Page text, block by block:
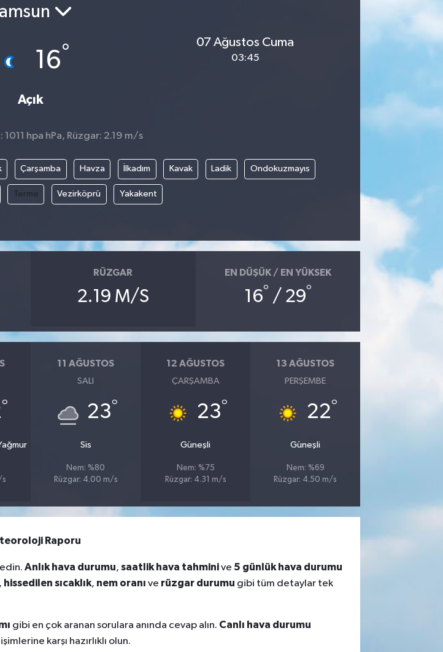
16°
Açık
07 Ağustos Cuma
03:45
1011 hpa hPa, Rüzgar: 2.19 m/s
Çarşamba Havza İlkadım Kavak Ladik Ondokuzmayıs
Terme Vezirköprü Yakakent
RÜZGAR
2.19 M/S
EN DÜŞÜK / EN YÜKSEK
16° / 29°
°
s
11 AĞUSTOS
SALI
23°
Sis
Nem: %80
Rüzgar: 4.00 m/s
12 AĞUSTOS
ÇARŞAMBA
23°
Güneşli
Nem: %75
Rüzgar: 4.31 m/s
13 AĞUSTOS
PERŞEMBE
22°
Güneşli
Nem: %69
Rüzgar: 4.50 m/s
Raporu
Anlık hava durumu,saatlik hava tahminive 5 günlük hava durumu
hissedilen sıcaklık, nem oranı ve rüzgar durumu gibi tüm detaylar tek
gibi en çok aranan sorulara anında cevap alın. Canlı hava durumu
karşı hazırlıklı olun.